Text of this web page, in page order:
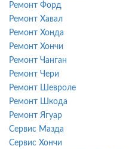
Ремонт Форд
Ремонт Хавал
Ремонт Хонда
Ремонт Хончи
Ремонт Чанган
Ремонт Чери
Ремонт Шевроле
Ремонт Шкода
Ремонт Ягуар
Сервис Мазда
Сервис Хончи